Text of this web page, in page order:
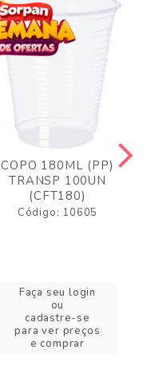
COPO 180ML (PP)
TRANSP 100UN
(CFT180)
Código: 10605
Faça seu login
ou
cadastre-se
para ver preços
e comprar